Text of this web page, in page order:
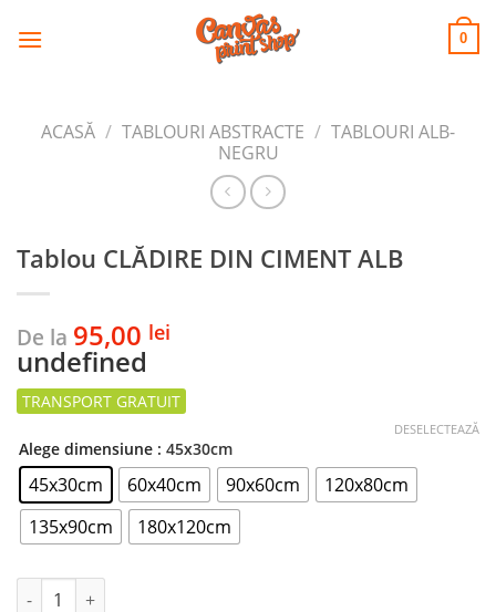
CANVAS
PRINT SHOP 0
ACASĂ / TABLOURI ABSTRACTE / TABLOURI ALB-
NEGRU
Tablou CLĂDIRE DIN CIMENT ALB
De la 95,00 lei
undefined
Alege dimensiune : 45x30cm
45x30cm 60x40cm 90x60cm
120x80cm
135x90cm
180x120cm
DESELECTEAZĂ
Cantitate Tablou CLĂDIRE DIN CIMENT ALB